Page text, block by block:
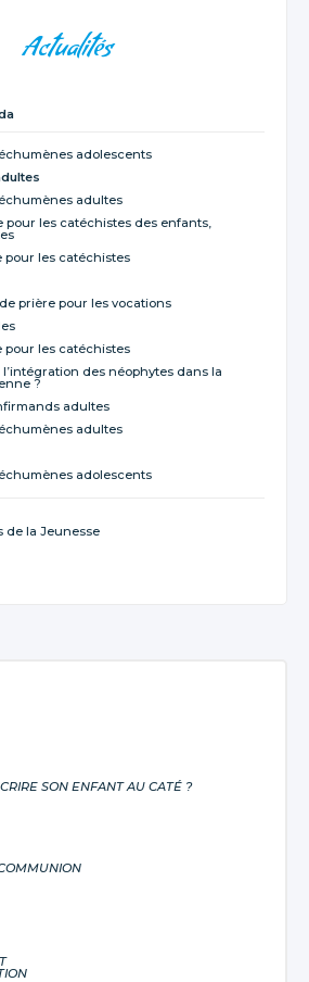
Actualités
adolescents
adultes
pour les catéchistes des enfants,
pour les catéchistes
prière pour les vocations
pour les catéchistes
des néophytes dans la
?
adultes
adultes
adolescents
de la Jeunesse
SON ENFANT AU CATÉ ?